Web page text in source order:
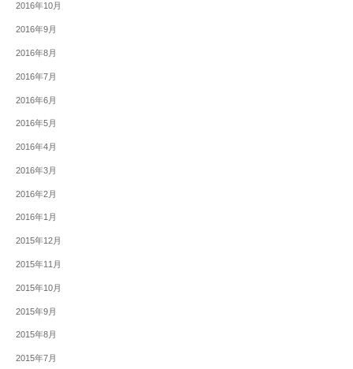
2016年10月
2016年9月
2016年8月
2016年7月
2016年6月
2016年5月
2016年4月
2016年3月
2016年2月
2016年1月
2015年12月
2015年11月
2015年10月
2015年9月
2015年8月
2015年7月